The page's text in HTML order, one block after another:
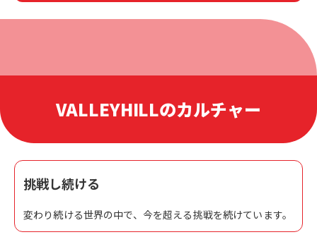
挑戦し続ける
変わり続ける世界の中で、今を超える挑戦を続けています。
VALLEYHILLのカルチャー